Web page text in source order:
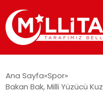
ÖZEL SAYFALAR
Ana Sayfa Spor
Bakan Bak, Milli Yüzücü